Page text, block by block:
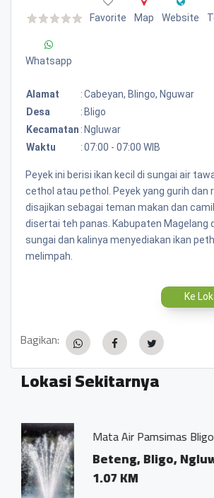
Favorite Map Website
Whatsapp
Alamat :Cabeyan, Blingo, Nguwar
Desa
: Bligo
Kecamatan : Ngluwar
Waktu
:07:00 - 07:00 WIB
Peyek ini berisi ikan kecil di sungai air
cethol atau pethol. Peyek yang gurih dan
disajikan sebagai teman makan dan
disertai teh panas. Kabupaten Magelang
sungai dan kalinya menyediakan ikan
melimpah.
Ke
Bagikan:
Lokasi Sekitarnya
Bligo
Ngluwar